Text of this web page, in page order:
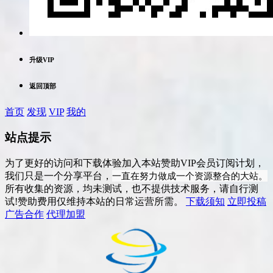
升级VIP
返回顶部
首页 发现 VIP 我的
站点提示
为了更好的访问和下载体验加入本站赞助VIP会员订阅计划，
我们只是一个分享平台， 一直在努力做成一个资源整合的大站。
所有收集的资源，均未测试，也不提供技术服务，请自行测
试!赞助费用仅维持本站的日常运营所需。 下载须知 立即投稿
广告合作 代理加盟